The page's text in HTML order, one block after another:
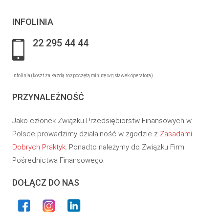
INFOLINIA
22 295 44 44
Infolinia (koszt za każdą rozpoczętą minutę wg stawek operatora)
PRZYNALEŻNOŚĆ
Jako członek Związku Przedsiębiorstw Finansowych w
Polsce prowadzimy działalność w zgodzie z Zasadami
Dobrych Praktyk. Ponadto należymy do Związku Firm
Pośrednictwa Finansowego.
DOŁĄCZ DO NAS